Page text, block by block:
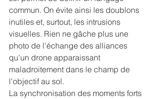
commun. On évite ainsi les doublons
inutiles et, surtout, les intrusions
visuelles. Rien ne gâche plus une
photo de l'échange des alliances
qu'un drone apparaissant
maladroitement dans le champ de
l'objectif au sol.
La synchronisation des moments forts